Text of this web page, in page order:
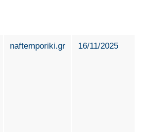
naftemporiki.gr 16/11/2025